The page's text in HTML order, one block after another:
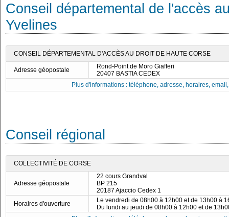
Conseil départemental de l'accès
Yvelines
CONSEIL DÉPARTEMENTAL D'ACCÈS AU DROIT DE HAUTE CORSE
Adresse géopostale
Rond-Point de Moro Giafferi
20407 BASTIA CEDEX
Plus d'informations : téléphone, adresse, horaires,
Conseil régional
COLLECTIVITÉ DE CORSE
Adresse géopostale
22 cours Grandval
BP 215
20187 Ajaccio Cedex 1
Horaires d'ouverture
Le vendredi de 08h00 à 12h00 et de 13h00 à
Du lundi au jeudi de 08h00 à 12h00 et de